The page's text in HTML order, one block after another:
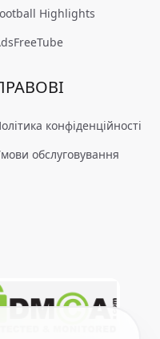
Highlights
конфіденційності
обслуговування